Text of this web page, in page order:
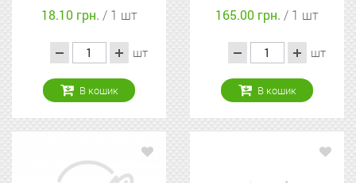
18.10 грн. / 1 шт
шт
В кошик
165.00 грн. / 1 шт
шт
В кошик